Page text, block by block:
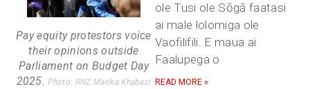
Pay equity protestors voice
their opinions outside
Parliament on Budget Day
2025.Photo: RNZ:Marika Khabazi
ole Tusi ole Sōgā faatasi
ai male lolomiga ole
Vaofilifili. E maua ai
Faalupega o
READ MORE »